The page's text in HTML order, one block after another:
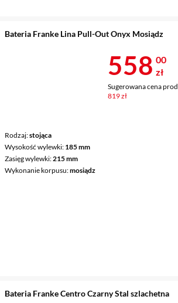
Bateria Franke Lina Pull-Out Onyx Mosiądz
Rodzaj stojąca
Wysokość wylewki 185 mm
Zasięg wylewki 215 mm
Wykonanie korpusu mosiądz
Cena
558 00
zł
Sugerowana cena
819 zł
Bateria Franke Centro Czarny Stal szlachetna